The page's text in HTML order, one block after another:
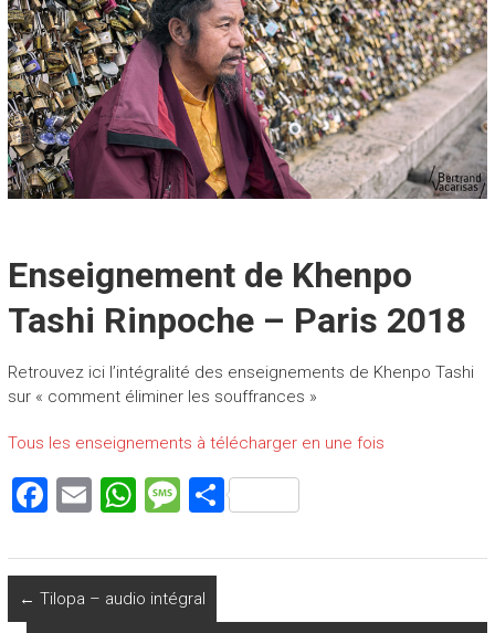
Enseignement de Khenpo
Tashi Rinpoche – Paris 2018
Retrouvez ici l’intégralité des enseignements de Khenpo Tashi
sur « comment éliminer les souffrances »
Tous les enseignements à télécharger en une fois
F
ce
b
E
ai
l
W
at
s
M
s
a
P
ta
← Tilopa – audio intégral